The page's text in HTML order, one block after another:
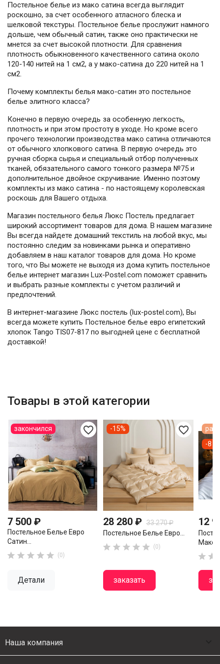
Постельное белье из мако сатина всегда выглядит
роскошно, за счет особенного атласного блеска и
шелковой текстуры. Постельное белье прослужит намного
дольше, чем обычный сатин, также оно практически не
мнется за счет высокой плотности. Для сравнения
плотность обыкновенного качественного сатина около
120-140 нитей на 1 см2, а у мако-сатина до 220 нитей на 1
см2.
Почему комплекты белья мако-сатин это постельное
белье элитного класса?
Конечно в первую очередь за особенную легкость,
плотность и при этом простоту в уходе. Но кроме всего
прочего технологии производства мако сатина отличаются
от обычного хлопкового сатина. В первую очередь это
ручная сборка сырья и специальный отбор полученных
тканей, обязательного самого тонкого размера №75 и
дополнительное двойное скручивание. Именно поэтому
комплекты из мако сатина - по настоящему королевская
роскошь для Вашего отдыха.
Магазин постельного белья Люкс Постель предлагает
широкий ассортимент товаров для дома. В нашем магазине
Вы всегда найдете домашний текстиль на любой вкус, мы
постоянно следим за новинками рынка и оперативно
добавляем в наш каталог товаров для дома. Но кроме
того, что Вы можете не выходя из дома купить постельное
белье интернет магазин Lux-Postel.com поможет сравнить
и выбрать разные комплекты с учетом различий и
предпочтений.
В интернет-магазине Люкс постель (lux-postel.com), Вы
всегда можете купить Постельное белье евро египетский
хлопок Tango TIS07-817 по выгодней цене с бесплатной
доставкой!
Товары в этой категории
favorite_border
7 500 ₽
Постельное Белье Евро
Сатин...
     (0)
Детали
закончился favorite_border
28 280 ₽ 33 270 ₽
Постельное Белье Евро...
     (0)
заказать
-15%
12
Мако...
 
-8
Наша компания